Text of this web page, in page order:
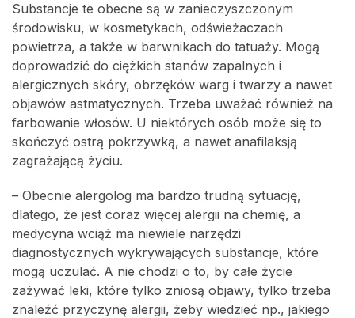
Substancje te obecne są w zanieczyszczonym
środowisku, w kosmetykach, odświeżaczach
powietrza, a także w barwnikach do tatuaży. Mogą
doprowadzić do ciężkich stanów zapalnych i
alergicznych skóry, obrzęków warg i twarzy a nawet
objawów astmatycznych. Trzeba uważać również na
farbowanie włosów. U niektórych osób może się to
skończyć ostrą pokrzywką, a nawet anafilaksją
zagrażającą życiu.
– Obecnie alergolog ma bardzo trudną sytuację,
dlatego, że jest coraz więcej alergii na chemię, a
medycyna wciąż ma niewiele narzędzi
diagnostycznych wykrywających substancje, które
mogą uczulać. A nie chodzi o to, by całe życie
zażywać leki, które tylko zniosą objawy, tylko trzeba
znaleźć przyczynę alergii, żeby wiedzieć np., jakiego